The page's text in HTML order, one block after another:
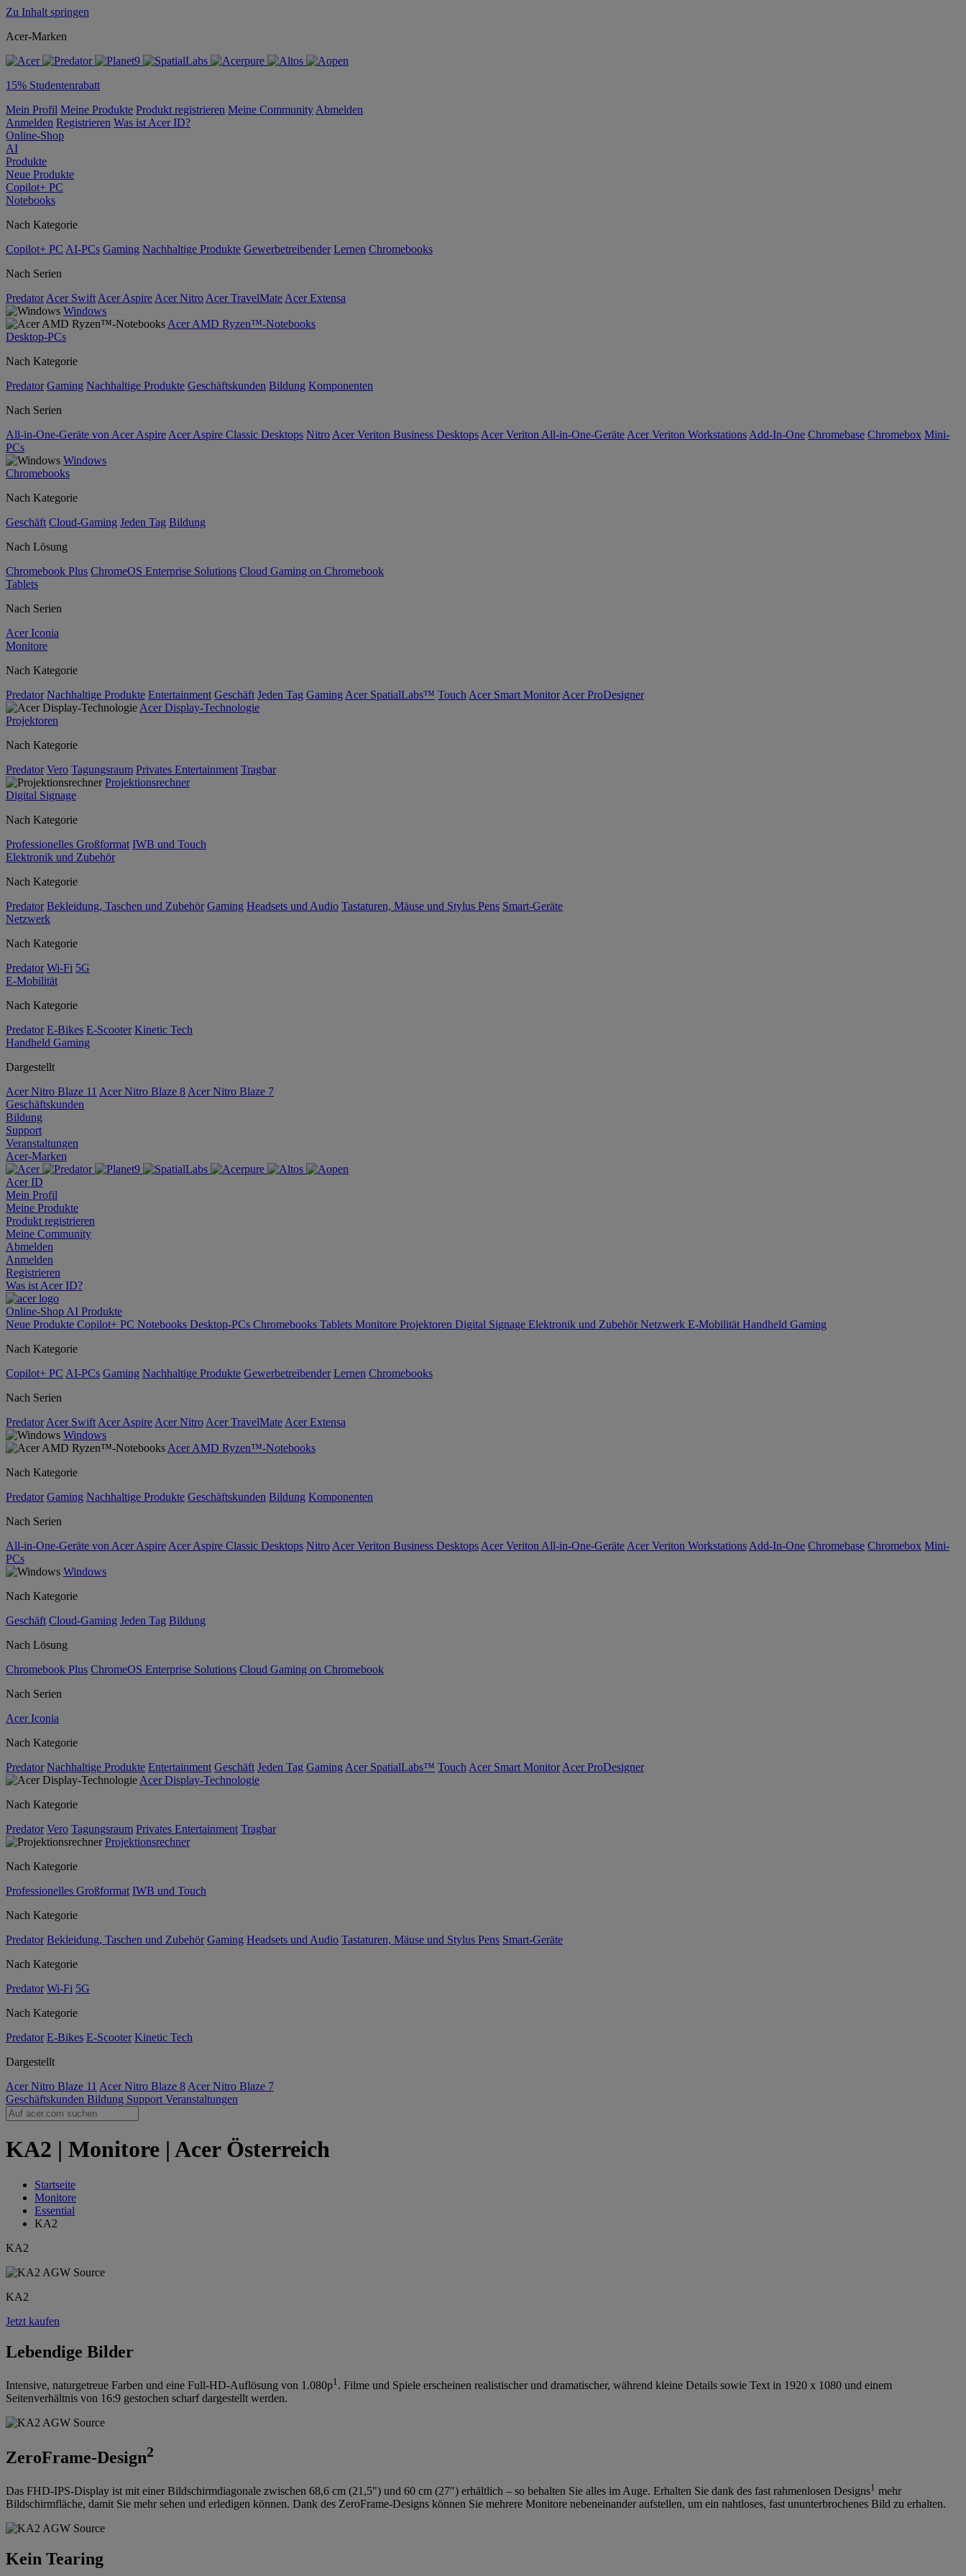
Zu Inhalt springen
Acer-Marken
15% Studentenrabatt
Mein Profil Meine Produkte Produkt registrieren Meine Community Abmelden
Anmelden Registrieren Was ist Acer ID?
Online-Shop
AI
Produkte
Neue Produkte
Copilot+ PC
Notebooks
Nach Kategorie
Copilot+ PC AI-PCs Gaming Nachhaltige Produkte Gewerbetreibender Lernen Chromebooks
Nach Serien
Predator Acer Swift Acer Aspire Acer Nitro Acer TravelMate Acer Extensa
Windows
Acer AMD Ryzen™-Notebooks
Desktop-PCs
Nach Kategorie
Predator Gaming Nachhaltige Produkte Geschäftskunden Bildung Komponenten
Nach Serien
All-in-One-Geräte von Acer Aspire Acer Aspire Classic Desktops Nitro Acer Veriton Business Desktops Acer Veriton All-in-One-Geräte Acer Veriton Workstations Add-In-One Chromebase Chromebox Mini-
PCs
Windows
Chromebooks
Nach Kategorie
Geschäft Cloud-Gaming Jeden Tag Bildung
Nach Lösung
Chromebook Plus ChromeOS Enterprise Solutions Cloud Gaming on Chromebook
Tablets
Nach Serien
Acer Iconia
Monitore
Nach Kategorie
Predator Nachhaltige Produkte Entertainment Geschäft Jeden Tag Gaming Acer SpatialLabs™ Touch Acer Smart Monitor Acer ProDesigner
Acer Display-Technologie
Projektoren
Nach Kategorie
Predator Vero Tagungsraum Privates Entertainment Tragbar
Projektionsrechner
Digital Signage
Nach Kategorie
Professionelles Großformat IWB und Touch
Elektronik und Zubehör
Nach Kategorie
Predator Bekleidung, Taschen und Zubehör Gaming Headsets und Audio Tastaturen, Mäuse und Stylus Pens Smart-Geräte
Netzwerk
Nach Kategorie
Predator Wi-Fi 5G
E-Mobilität
Nach Kategorie
Predator E-Bikes E-Scooter Kinetic Tech
Handheld Gaming
Dargestellt
Acer Nitro Blaze 11 Acer Nitro Blaze 8 Acer Nitro Blaze 7
Geschäftskunden
Bildung
Support
Veranstaltungen
Acer-Marken
Acer ID
Mein Profil
Meine Produkte
Produkt registrieren
Meine Community
Abmelden
Anmelden
Registrieren
Was ist Acer ID?
Online-Shop AI Produkte
Neue Produkte Copilot+ PC Notebooks Desktop-PCs Chromebooks Tablets Monitore Projektoren Digital Signage Elektronik und ZubehörNetzwerk E-Mobilität Handheld Gaming
Nach Kategorie
Copilot+ PC AI-PCs Gaming Nachhaltige Produkte Gewerbetreibender Lernen Chromebooks
Nach Serien
Predator Acer Swift Acer Aspire Acer Nitro Acer TravelMate Acer Extensa
Windows
Acer AMD Ryzen™-Notebooks
Nach Kategorie
Predator Gaming Nachhaltige Produkte Geschäftskunden Bildung Komponenten
Nach Serien
All-in-One-Geräte von Acer Aspire Acer Aspire Classic Desktops Nitro Acer Veriton Business Desktops Acer Veriton All-in-One-Geräte Acer Veriton Workstations Add-In-One Chromebase Chromebox Mini-
PCs
Windows
Nach Kategorie
Geschäft Cloud-Gaming Jeden Tag Bildung
Nach Lösung
Chromebook Plus ChromeOS Enterprise Solutions Cloud Gaming on Chromebook
Nach Serien
Acer Iconia
Nach Kategorie
Predator Nachhaltige Produkte Entertainment Geschäft Jeden Tag Gaming Acer SpatialLabs™ Touch Acer Smart Monitor Acer ProDesigner
Acer Display-Technologie
Nach Kategorie
Predator Vero Tagungsraum Privates Entertainment Tragbar
Projektionsrechner
Nach Kategorie
Professionelles Großformat IWB und Touch
Nach Kategorie
Predator Bekleidung, Taschen und Zubehör Gaming Headsets und Audio Tastaturen, Mäuse und Stylus Pens Smart-Geräte
Nach Kategorie
Predator Wi-Fi 5G
Nach Kategorie
Predator E-Bikes E-Scooter Kinetic Tech
Dargestellt
Acer Nitro Blaze 11 Acer Nitro Blaze 8 Acer Nitro Blaze 7
Geschäftskunden Bildung Support Veranstaltungen
KA2 | Monitore | Acer Österreich
Startseite
Monitore
Essential
KA2
KA2
KA2
Jetzt kaufen
Lebendige Bilder
Intensive, naturgetreue Farben und eine Full-HD-Auflösung von 1.080p1 . Filme und Spiele erscheinen realistischer und dramatischer, während kleine Details sowie Text in 1920 x 1080 und einem
Seitenverhältnis von 16:9 gestochen scharf dargestellt werden.
ZeroFrame-Design2
Das FHD-IPS-Display ist mit einer Bildschirmdiagonale zwischen 68,6 cm (21,5") und 60 cm (27") erhältlich – so behalten Sie alles im Auge. Erhalten Sie dank des fast rahmenlosen Designs1 mehr
Bildschirmfläche, damit Sie mehr sehen und erledigen können. Dank des ZeroFrame-Designs können Sie mehrere Monitore nebeneinander aufstellen, um ein nahtloses, fast ununterbrochenes Bild zu erhalten.
Kein Tearing